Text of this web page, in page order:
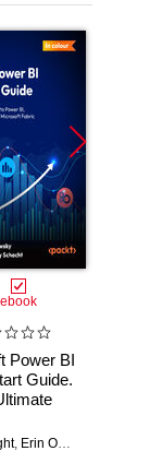
ebook
Power BI
Guide.
BI, Data
, Erin Ostrowsky